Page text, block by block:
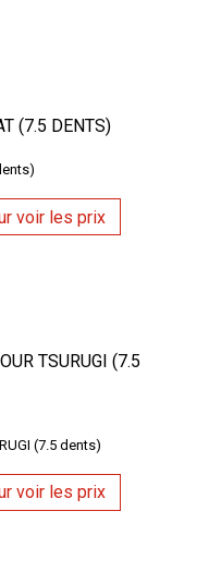
(7.5 DENTS)
voir les prix
TSURUGI (7.5
(7.5 dents)
voir les prix